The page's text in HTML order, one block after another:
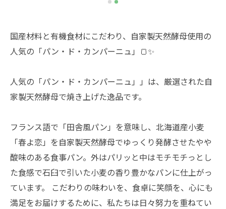
国産材料と有機食材にこだわり、自家製天然酵母使用の
人気の「パン・ド・カンパーニュ」🍞✨
人気の「パン・ド・カンパーニュ」」は、厳選された自
家製天然酵母で焼き上げた逸品です。
フランス語で「田舎風パン」を意味し、北海道産小麦
「春よ恋」を自家製天然酵母でゆっくり発酵させたやや
酸味のある食事パン。外はパリッと中はモチモチっとし
た食感で石臼で引いた小麦の香り豊かなパンに仕上がっ
ています。 こだわりの味わいを、食卓に笑顔を、心にも
満足をお届けするために、私たちは日々努力を重ねてい